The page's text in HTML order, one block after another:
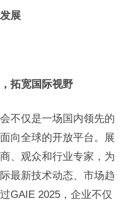
展
拓宽国际视野
不仅是一场国内领先的
向全球的开放平台。展
、观众和行业专家，为
最新技术动态、市场趋
GAIE 2025，企业不仅